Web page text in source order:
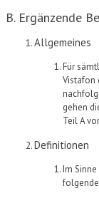
B. Ergänzende
Allgemeines
Für
Vistafon
gehen
Teil A
Definitionen
Im